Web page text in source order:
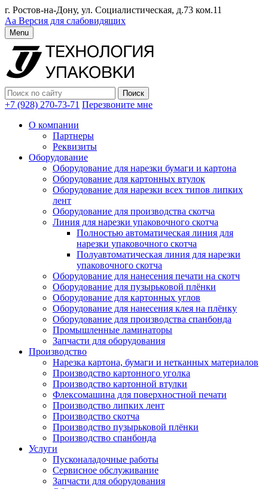
г. Ростов-на-Дону, ул. Социалистическая, д.73 ком.11
Аа Версия для слабовидящих
Menu
+7 (928) 270-73-71 Перезвоните мне
О компании
Партнеры
Реквизиты
Оборудование
Оборудование для нарезки бумаги и картона
Оборудование для картонных втулок
Оборудование для нарезки всех типов липких
лент
Оборудование для производства скотча
Линия для нарезки упаковочного скотча
Полностью автоматическая линия для
нарезки упаковочного скотча
Полуавтоматическая линия для нарезки
упаковочного скотча
Оборудование для нанесения печати на скотч
Оборудование для пузырьковой плёнки
Оборудование для картонных углов
Оборудование для нанесения клея на плёнку
Оборудование для производства спанбонда
Промышленные ламинаторы
Запчасти для оборудования
Производство
Нарезка картона, бумаги и нетканных материалов
Производство картонного уголка
Производство картонной втулки
Флексомашина для поверхностной печати
Производство липких лент
Производство скотча
Производство пузырьковой плёнки
Производство спанбонда
Услуги
Пусконаладочные работы
Сервисное обслуживание
Запчасти для оборудования